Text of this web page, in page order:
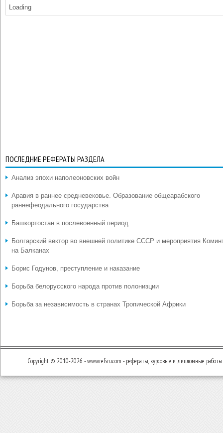
Loading
ПОСЛЕДНИЕ РЕФЕРАТЫ РАЗДЕЛА
Анализ эпохи наполеоновских войн
Аравия в раннее средневековье. Образование общеарабского
раннефеодального государства
Башкортостан в послевоенный период
Болгарский вектор во внешней политике СССР и мероприятия
на Балканах
Борис Годунов, преступление и наказание
Борьба белорусского народа против полонизции
Борьба за независимость в странах Тропической Африки
Copyright © 2010-2026 - www.refsru.com - рефераты, курсовые и дипломные работы